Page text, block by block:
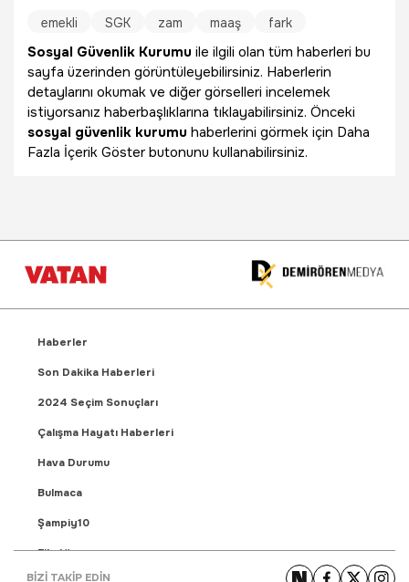
emekli SGK zam maaş fark
Sosyal Güvenlik Kurumu ile ilgili olan tüm haberleri bu
sayfa üzerinden görüntüleyebilirsiniz. Haberlerin
detaylarını okumak ve diğer görselleri incelemek
istiyorsanız haberbaşlıklarına tıklayabilirsiniz. Önceki
sosyal güvenlik kurumu haberlerini görmek için Daha
Fazla İçerik Göster butonunu kullanabilirsiniz.
Haberler
Son Dakika Haberleri
2024 Seçim Sonuçları
Çalışma Hayatı Haberleri
Hava Durumu
Bulmaca
Şampiy10
Fikstür
BİZİ TAKİP EDİN